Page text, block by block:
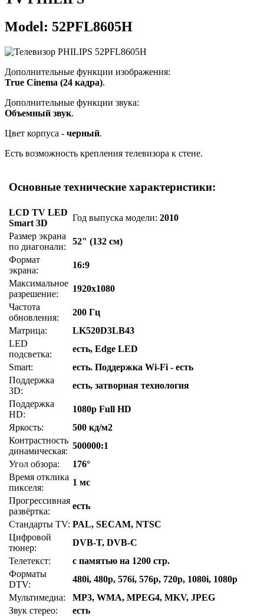
Model: 52PFL8605H
Дополнительные функции изображения:
True Cinema (24 кадра).
Дополнительные функции звука:
Объемный звук.
Цвет корпуса - черный.
Есть возможность крепления телевизора к стене.
Основные технические характеристики:
LCD TV LED
Smart 3D
Год выпуска модели:2010
Размер экрана
по диагонали:
52" (132 см)
Формат
экрана:
16:9
Максимальное
разрешение:
1920x1080
Частота
обновления:
200 Гц
Матрица:
LK520D3LB43
LED
подсветка:
есть, Edge LED
Smart:
есть. Поддержка Wi-Fi - есть
Поддержка
3D:
есть, затворная технология
Поддержка
HD:
1080p Full HD
Яркость:
500 кд/м2
Контрастность
динамическая:
500000:1
Угол обзора:
176°
Время отклика
пикселя:
1 мс
Прогрессивная
развёртка:
есть
Стандарты TV: PAL, SECAM, NTSC
Цифровой
тюнер:
DVB-T, DVB-C
Телетекст:
с памятью на 1200 стр.
Форматы
DTV:
480i, 480p, 576i, 576p, 720p, 1080i, 1080p
Мультимедиа:
MP3, WMA, MPEG4, MKV, JPEG
Звук стерео:
есть